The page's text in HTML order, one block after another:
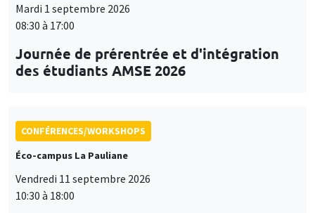
Mardi 1 septembre 2026
08:30 à 17:00
Journée de prérentrée et d'intégration
des étudiants AMSE 2026
CONFÉRENCES/WORKSHOPS
Éco-campus La Pauliane
Vendredi 11 septembre 2026
10:30 à 18:00